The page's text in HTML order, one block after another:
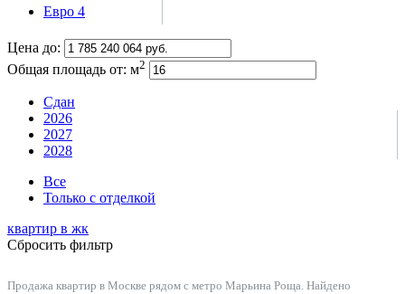
Евро 4
Цена до:
Общая площадь от: м2
Сдан
2026
2027
2028
Все
Только с отделкой
квартир в жк
Сбросить фильтр
Продажа квартир в Москве рядом с метро Марьина Роща. Найдено